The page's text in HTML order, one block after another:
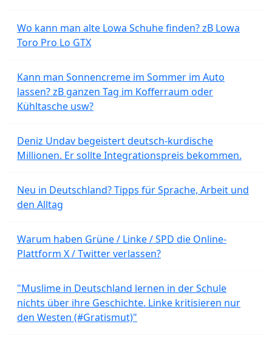
Wo kann man alte Lowa Schuhe finden? zB Lowa
Toro Pro Lo GTX
Kann man Sonnencreme im Sommer im Auto
lassen? zB ganzen Tag im Kofferraum oder
Kühltasche usw?
Deniz Undav begeistert deutsch-kurdische
Millionen. Er sollte Integrationspreis bekommen.
Neu in Deutschland? Tipps für Sprache, Arbeit und
den Alltag
Warum haben Grüne / Linke / SPD die Online-
Plattform X / Twitter verlassen?
"Muslime in Deutschland lernen in der Schule
nichts über ihre Geschichte. Linke kritisieren nur
den Westen (#Gratismut)"